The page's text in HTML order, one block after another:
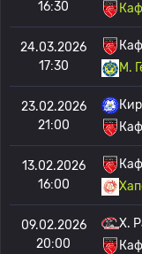
16:30
24.03.2026
17:30
M.
23.02.2026
21:00
13.02.2026
16:00
09.02.2026
20:00
Х.